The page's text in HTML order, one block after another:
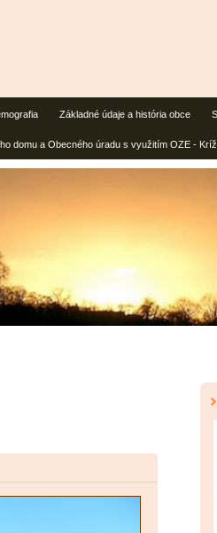
Základné údaje a história obce
domu a Obecného úradu s využitím OZE -